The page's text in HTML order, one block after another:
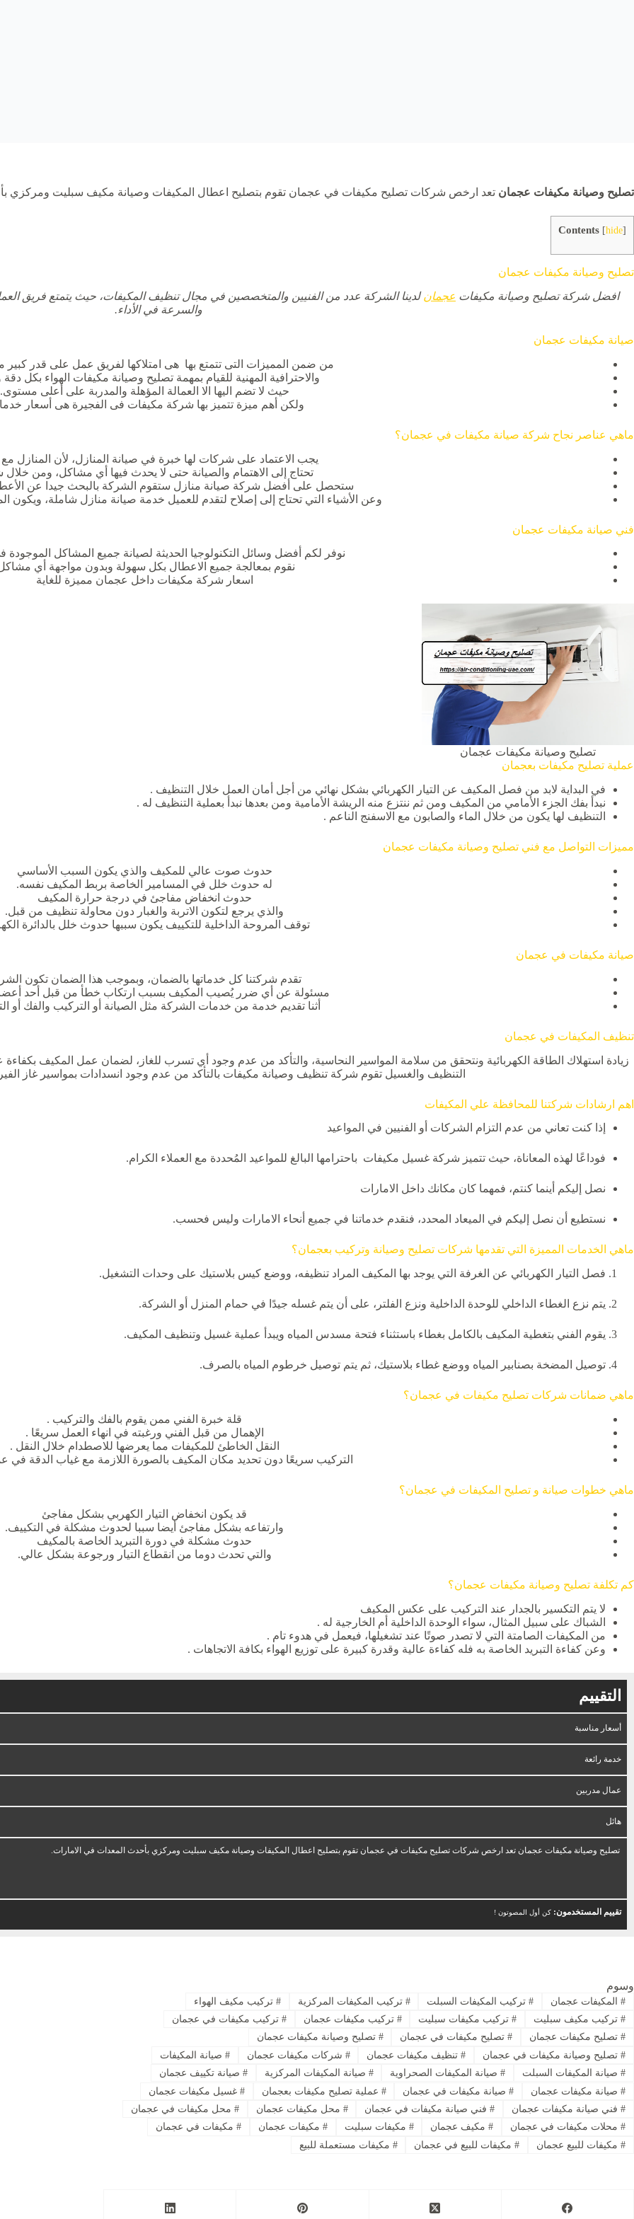
تصليح وصيانة مكيفات عجمان تعد ارخص شركات تصليح مكيفات في عجمان تقوم بتصليح اعطال المكيفات وصيانة مكيف سبليت ومركزي
Contents [hide]
تصليح وصيانة مكيفات عجمان
افضل شركة تصليح وصيانة مكيفات عجمانلدينا الشركة عدد من الفنيين والمتخصصين في مجال تنظيف المكيفات، حيث يتمتع فريق العمل
والسرعة في الأداء.
صيانة مكيفات عجمان
من ضمن المميزات التى تتمتع بها هى امتلاكها لفريق عمل على قدر كبير
والاحترافية المهنية للقيام بمهمة تصليح وصيانة مكيفات الهواء بكل
حيث لا تضم اليها الا العمالة المؤهلة والمدربة على أعلى مستوى.
ولكن أهم ميزة تتميز بها شركة مكيفات فى الفجيرة هى أسعار
ماهي عناصر نجاح شركة صيانة مكيفات في عجمان؟
يجب الاعتماد على شركات لها خبرة في صيانة المنازل، لأن المنازل
تحتاج إلى الاهتمام والصيانة حتى لا يحدث فيها أي مشاكل، ومن
ستحصل على أفضل شركة صيانة منازل ستقوم الشركة بالبحث جيدا عن
وعن الأشياء التي تحتاج إلى إصلاح لتقدم للعميل خدمة صيانة منازل شاملة، ويكون
فني صيانة مكيفات عجمان
نوفر لكم أفضل وسائل التكنولوجيا الحديثة لصيانة جميع المشاكل الموجودة
نقوم بمعالجة جميع الاعطال بكل سهولة وبدون مواجهة أي
اسعار شركة مكيفات داخل عجمان مميزة للغاية
تصليح وصيانة مكيفات عجمان
عملية تصليح مكيفات بعجمان
في البداية لابد من فصل المكيف عن التيار الكهربائي بشكل نهائي من أجل أمان العمل خلال التنظيف .
نبدأ بفك الجزء الأمامي من المكيف ومن ثم ننتزع منه الريشة الأمامية ومن بعدها نبدأ بعملية التنظيف له .
التنظيف لها يكون من خلال الماء والصابون مع الاسفنج الناعم .
مميزات التواصل مع فني تصليح وصيانة مكيفات عجمان
حدوث صوت عالي للمكيف والذي يكون السبب الأساسي
له حدوث خلل في المسامير الخاصة بربط المكيف نفسه.
حدوث انخفاض مفاجئ في درجة حرارة المكيف
والذي يرجع لتكون الاتربة والغبار دون محاولة تنظيف من قبل.
توقف المروحة الداخلية للتكييف يكون سببها حدوث خلل بالدائرة
صيانة مكيفات في عجمان
تقدم شركتنا كل خدماتها بالضمان، وبموجب هذا الضمان تكون
مسئولة عن أي ضرر يُصيب المكيف بسبب ارتكاب خطأ من قبل أحد
أثنا تقديم خدمة من خدمات الشركة مثل الصيانة أو التركيب والفك أو
تنظيف المكيفات في عجمان
زيادة استهلاك الطاقة الكهربائية ونتحقق من سلامة المواسير النحاسية، والتأكد من عدم وجود أي تسرب للغاز، لضمان عمل المكيف
التنظيف والغسيل تقوم شركة تنظيف وصيانة مكيفات بالتأكد من عدم وجود انسدادات بمواسير غاز
اهم ارشادات شركتنا للمحافظة علي المكيفات
إذا كنت تعاني من عدم التزام الشركات أو الفنيين في المواعيد
فوداعًا لهذه المعاناة، حيث تتميز شركة غسيل مكيفات باحترامها البالغ للمواعيد المُحددة مع العملاء الكرام.
نصل إليكم أينما كنتم، فمهما كان مكانك داخل الامارات
نستطيع أن نصل إليكم في الميعاد المحدد، فنقدم خدماتنا في جميع أنحاء الامارات وليس فحسب.
ماهي الخدمات المميزة التي تقدمها شركات تصليح وصيانة وتركيب بعجمان؟
فصل التيار الكهربائي عن الغرفة التي يوجد بها المكيف المراد تنظيفه، ووضع كيس بلاستيك على وحدات التشغيل.
يتم نزع الغطاء الداخلي للوحدة الداخلية ونزع الفلتر، على أن يتم غسله جيدًا في حمام المنزل أو الشركة.
يقوم الفني بتغطية المكيف بالكامل بغطاء باستثناء فتحة مسدس المياه ويبدأ عملية غسيل وتنظيف المكيف.
توصيل المضخة بصنابير المياه ووضع غطاء بلاستيك، ثم يتم توصيل خرطوم المياه بالصرف.
ماهي ضمانات شركات تصليح مكيفات في عجمان؟
قلة خبرة الفني ممن يقوم بالفك والتركيب .
الإهمال من قبل الفني ورغبته في انهاء العمل سريعًا .
النقل الخاطئ للمكيفات مما يعرضها للاصطدام خلال النقل .
التركيب سريعًا دون تحديد مكان المكيف بالصورة اللازمة مع غياب الدقة في
ماهي خطوات صيانة و تصليح المكيفات في عجمان؟
قد يكون انخفاض التيار الكهربي بشكل مفاجئ
وارتفاعه بشكل مفاجئ أيضا سببا لحدوث مشكلة في التكييف.
حدوث مشكلة في دورة التبريد الخاصة بالمكيف
والتي تحدث دوما من انقطاع التيار ورجوعة بشكل عالي.
كم تكلفة تصليح وصيانة مكيفات عجمان؟
لا يتم التكسير بالجدار عند التركيب على عكس المكيف
الشباك على سبيل المثال، سواء الوحدة الداخلية أم الخارجية له .
من المكيفات الصامتة التي لا تصدر صوتًا عند تشغيلها، فيعمل في هدوء تام .
وعن كفاءة التبريد الخاصة به فله كفاءة عالية وقدرة كبيرة على توزيع الهواء بكافة الاتجاهات .
التقييم
أسعار مناسبة
خدمة رائعة
عمال مدربين
هائل
تصليح وصيانة مكيفات عجمان تعد ارخص شركات تصليح مكيفات في عجمان تقوم بتصليح اعطال المكيفات وصيانة مكيف سبليت ومركزي بأحدث المعدات في الامارات.
تقييم المستخدمون: كن أول المصوتون !
وسوم
#المكيفات عجمان #تركيب المكيفات السبلت # تركيب المكيفات المركزية # تركيب مكيف الهواء
#تركيب مكيف سبليت #تركيب مكيفات سبليت # تركيب مكيفات عجمان # تركيب مكيفات في عجمان
#تصليح مكيفات عجمان #تصليح مكيفات في عجمان # تصليح وصيانة مكيفات عجمان
#تصليح وصيانة مكيفات في عجمان #تنظيف مكيفات عجمان # شركات مكيفات عجمان # صيانة المكيفات
#صيانة المكيفات السبلت #صيانة المكيفات الصحراوية # صيانة المكيفات المركزية # صيانة تكييف عجمان
#صيانة مكيفات عجمان #صيانة مكيفات في عجمان # عملية تصليح مكيفات بعجمان # غسيل مكيفات عجمان
#فني صيانة مكيفات عجمان #فني صيانة مكيفات في عجمان # محل مكيفات عجمان # محل مكيفات في عجمان
#محلات مكيفات في عجمان #مكيف عجمان # مكيفات سبليت # مكيفات عجمان # مكيفات في عجمان
#مكيفات للبيع عجمان #مكيفات للبيع في عجمان # مكيفات مستعملة للبيع